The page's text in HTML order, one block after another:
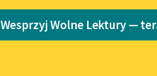
Wesprzyj Wolne Lektury —